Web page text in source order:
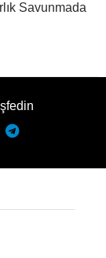
Savunmada